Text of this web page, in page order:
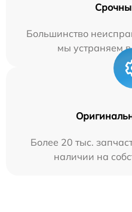
Большинство
мы устраняем
Более 20 тыс.
наличии на